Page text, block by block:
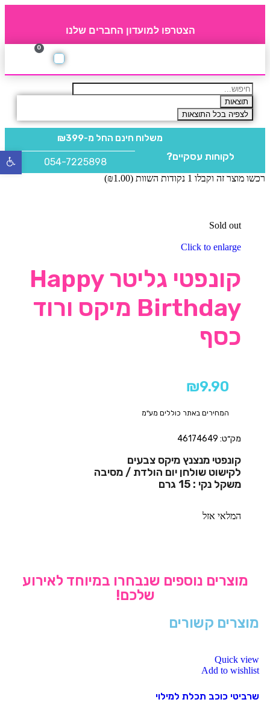
הצטרפו למועדון החברים שלנו
0
תוצאות
לצפיה בכל התוצאות
משלוח חינם החל מ-₪399
לקוחות עסקיים? 054-7225898
רכשו מוצר זה וקבלו 1 נקודות השוות ( ₪1.00
)
Sold out
Click to enlarge
קונפטי גליטר Happy
Birthday מיקס ורוד
כסף
₪9.90
המחירים באתר כוללים מע"מ
מק״ט: 46174649
קונפטי מנצנץ מיקס צבעים
לקישוט שולחן יום הולדת / מסיבה
משקל נקי : 15 גרם
המלאי אזל
מוצרים נוספים שנבחרו במיוחד לאירוע
שלכם!
מוצרים קשורים
Quick view
Add to wishlist
שרביטי כוכב תכלת למילוי
פתח